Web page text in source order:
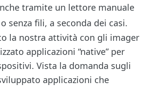
tramite un lettore manuale
senza fili, a seconda dei casi.
la nostra attività con gli imager
applicazioni “native” per
Vista la domanda sugli
applicazioni che